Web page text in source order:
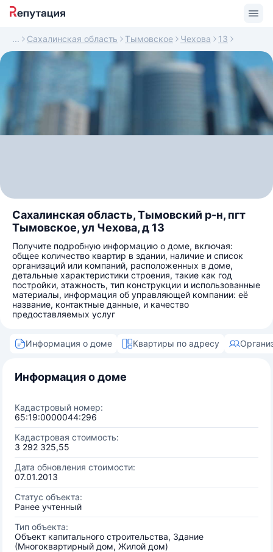
Сахалинская область Тымовское Чехова 13
Сахалинская область, Тымовский р-н, пгт
Тымовское, ул Чехова, д 13
Получите подробную информацию о доме, включая:
общее количество квартир в здании, наличие и список
организаций или компаний, расположенных в доме,
детальные характеристики строения, такие как год
постройки, этажность, тип конструкции и использованные
материалы, информация об управляющей компании: её
название, контактные данные, и качество
предоставляемых услуг
Информация о доме Квартиры по адресу
Информация о доме
Кадастровый номер:
65:19:0000044:296
Кадастровая стоимость:
3 292 325,55
Дата обновления стоимости:
07.01.2013
Статус объекта:
Ранее учтенный
Тип объекта:
Объект капитального строительства, Здание
(Многоквартирный дом, Жилой дом)